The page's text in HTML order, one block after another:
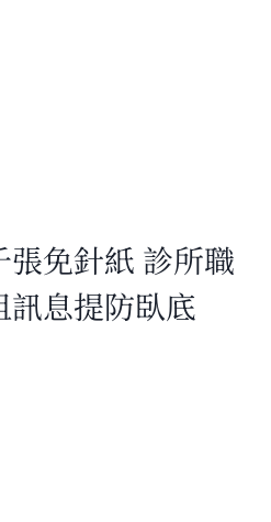
免針紙 診所職
訊息提防臥底